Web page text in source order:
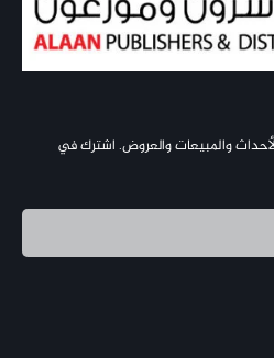
والمبيعات والعروض. اشترك في